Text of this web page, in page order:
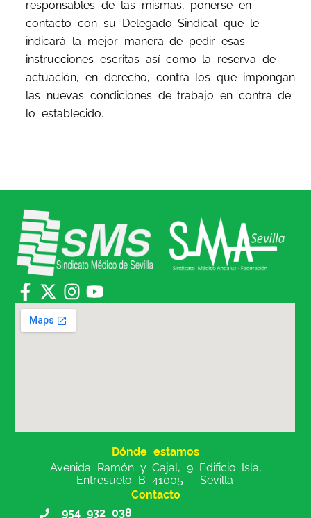
responsables de las mismas, ponerse en
contacto con su Delegado Sindical que le
indicará la mejor manera de pedir esas
instrucciones escritas así como la reserva de
actuación, en derecho, contra los que impongan
las nuevas condiciones de trabajo en contra de
lo establecido.
Dónde estamos
Avenida Ramón y Cajal, 9 Edificio Isla,
Entresuelo B 41005 - Sevilla
Contacto
954 932 038